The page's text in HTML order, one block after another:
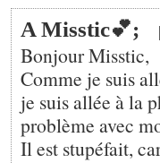
A Misstic💕;
Bonjour Misstic,
Comme je suis
je suis allée à la
problème avec
Il est stupéfait,